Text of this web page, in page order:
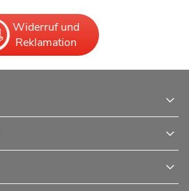
Widerruf und
Reklamation